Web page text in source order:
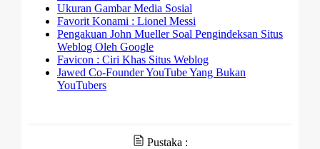
Ukuran Gambar Media Sosial
Favorit Konami : Lionel Messi
Pengakuan John Mueller Soal Pengindeksan Situs
Weblog Oleh Google
Favicon : Ciri Khas Situs Weblog
Jawed Co-Founder YouTube Yang Bukan
YouTubers
Pustaka :